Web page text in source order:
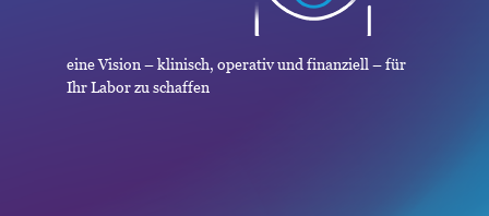
eine Vision – klinisch, operativ und finanziell – für
Ihr Labor zu schaffen